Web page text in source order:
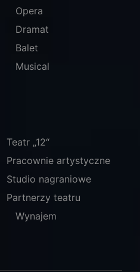
Opera
Dramat
Balet
Musical
Teatr „12“
Pracownie artystyczne
Studio nagraniowe
Partnerzy teatru
Wynajem